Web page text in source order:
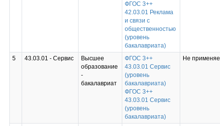
ФГОС 3++
42.03.01 Реклама
и связи с
общественностью
(уровень
бакалавриата)
5 43.03.01 - Сервис
Высшее
образование
-
бакалавриат
ФГОС 3++
43.03.01 Сервис
(уровень
бакалавриата)
ФГОС 3++
43.03.01 Сервис
(уровень
бакалавриата)
Не